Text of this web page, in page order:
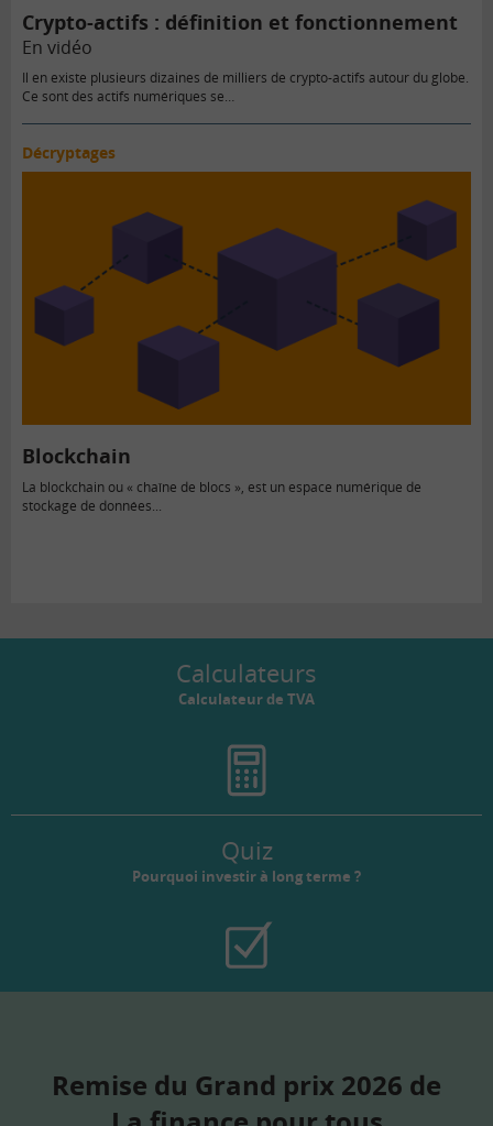
Crypto-actifs : définition et fonctionnement
En vidéo
Il en existe plusieurs dizaines de milliers de crypto-actifs autour du globe.
Ce sont des actifs numériques se…
Décryptages
Blockchain
La blockchain ou « chaîne de blocs », est un espace numérique de
stockage de données...
Calculateurs
Calculateur de TVA
Quiz
Pourquoi investir à long terme ?
Remise du Grand prix 2026 de